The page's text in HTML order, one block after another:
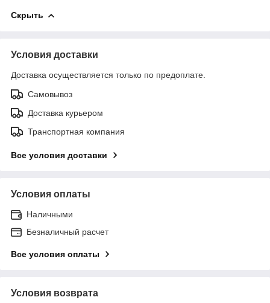
Скрыть
Условия доставки
Доставка осуществляется только по предоплате.
Самовывоз
Доставка курьером
Транспортная компания
Все условия доставки
Условия оплаты
Наличными
Безналичный расчет
Все условия оплаты
Условия возврата